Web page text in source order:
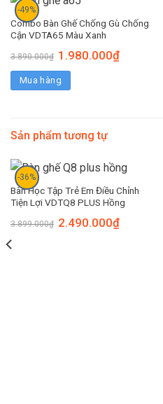
-49%
Combo Bàn Ghế Chống Gù Chống
Cận VDTA65 Màu Xanh
3.890.000₫ 1.980.000₫
Mua hàng
Sản phẩm tương tự
-36%
Bàn Học Tập Trẻ Em Điều Chỉnh
Tiện Lợi VDTQ8 PLUS Hồng
3.899.000₫ 2.490.000₫